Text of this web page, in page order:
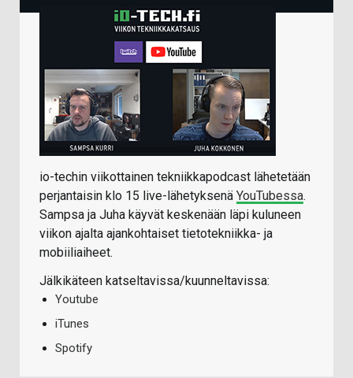
io-techin viikottainen tekniikkapodcast lähetetään
perjantaisin klo 15 live-lähetyksenä YouTubessa.
Sampsa ja Juha käyvät keskenään läpi kuluneen
viikon ajalta ajankohtaiset tietotekniikka- ja
mobiiliaiheet.
Jälkikäteen katseltavissa/kuunneltavissa:
Youtube
iTunes
Spotify